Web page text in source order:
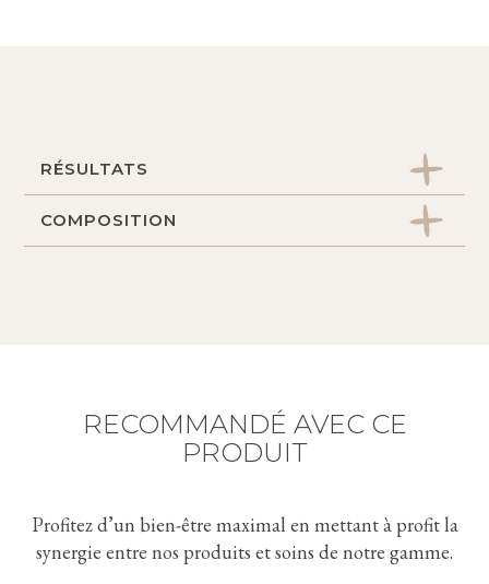
RÉSULTATS
Peau intensément hydratée.
COMPOSITION
Urée : retient l’eau au sein des cellules
Beurre de karité : nourrit
RECOMMANDÉ AVEC CE
PRODUIT
Profitez d’un bien-être maximal en mettant à profit la
synergie entre nos produits et soins de notre gamme.